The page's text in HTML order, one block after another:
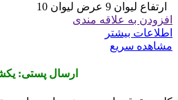
ارتفاع لیوان 9 عرض لیوان 10
افزودن به علاقه مندی
اطلاعات بیشتر
مشاهده سریع
ارسال پستی: